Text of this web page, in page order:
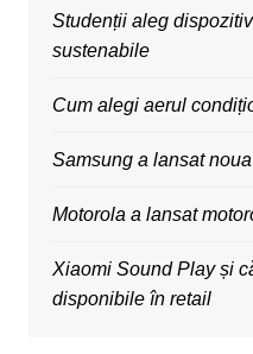
Studenții aleg
sustenabile
Cum alegi aerul
Samsung a lansat
Motorola a lansat
Xiaomi Sound Play și
disponibile în retail